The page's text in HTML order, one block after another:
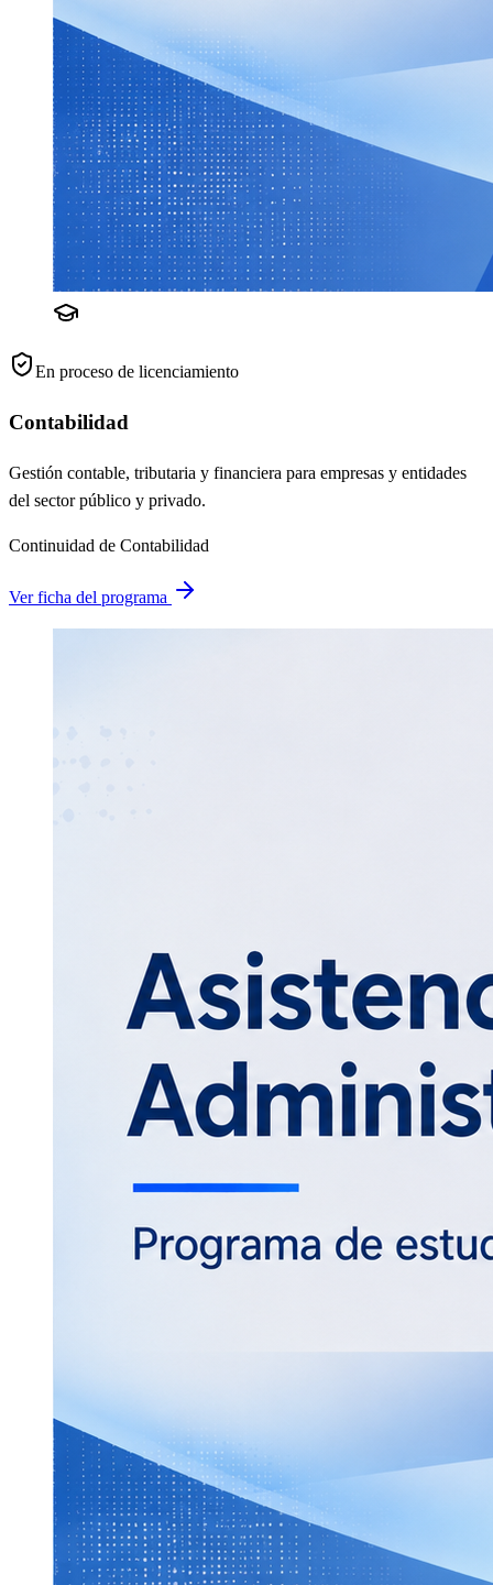
En proceso de licenciamiento
Contabilidad
Gestión contable, tributaria y financiera para empresas y entidades
del sector público y privado.
Continuidad de Contabilidad
Ver ficha del programa